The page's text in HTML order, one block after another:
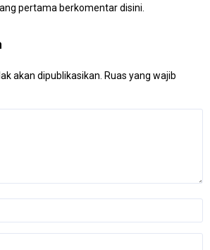
pertama berkomentar disini.
akan dipublikasikan. Ruas yang wajib